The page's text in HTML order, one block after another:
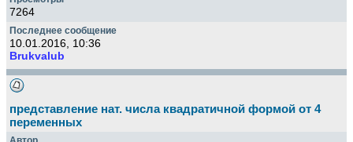
7264
10.01.2016, 10:36
Brukvalub
представление нат. числа квадратичной формой от 4
переменных